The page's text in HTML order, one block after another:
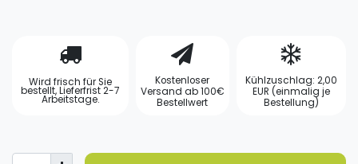
Wird frisch für Sie
bestellt, Lieferfrist 2-7
Arbeitstage.
Kostenloser
Versand ab 100€
Bestellwert
Kühlzuschlag: 2,00
EUR (einmalig je
Bestellung)